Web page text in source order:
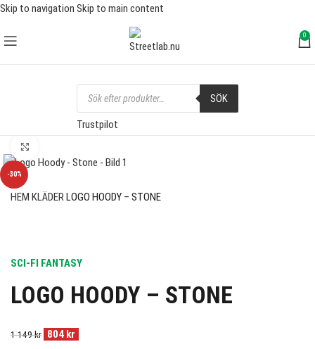
Skip to navigation Skip to main content
FRI FRAKT ÖVER 1000 SEK
0
SÖK
Trustpilot
-30%
HEM KLÄDERLOGO HOODY – STONE
SCI-FI FANTASY
LOGO HOODY – STONE
1 149kr 804 kr